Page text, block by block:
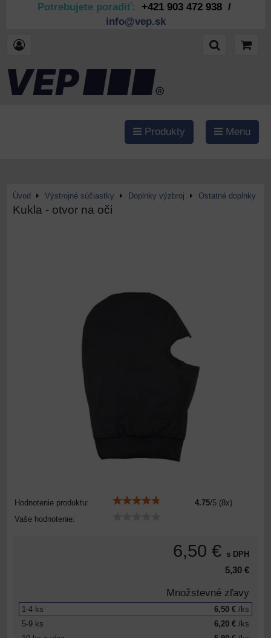
Potrebujete poradiť: +421 903 472 938 /
info@vep.sk
Produkty Menu
Úvod Výstrojné súčiastky Doplnky výzbroj Ostatné doplnky
Kukla - otvor na oči
Hodnotenie produktu: 4.75/5 (8x)
Vaše hodnotenie:
6,50 € s DPH
5,30 €
Množstevné zľavy
1-4 ks 6,50 € /ks
5-9 ks 6,20 € /ks